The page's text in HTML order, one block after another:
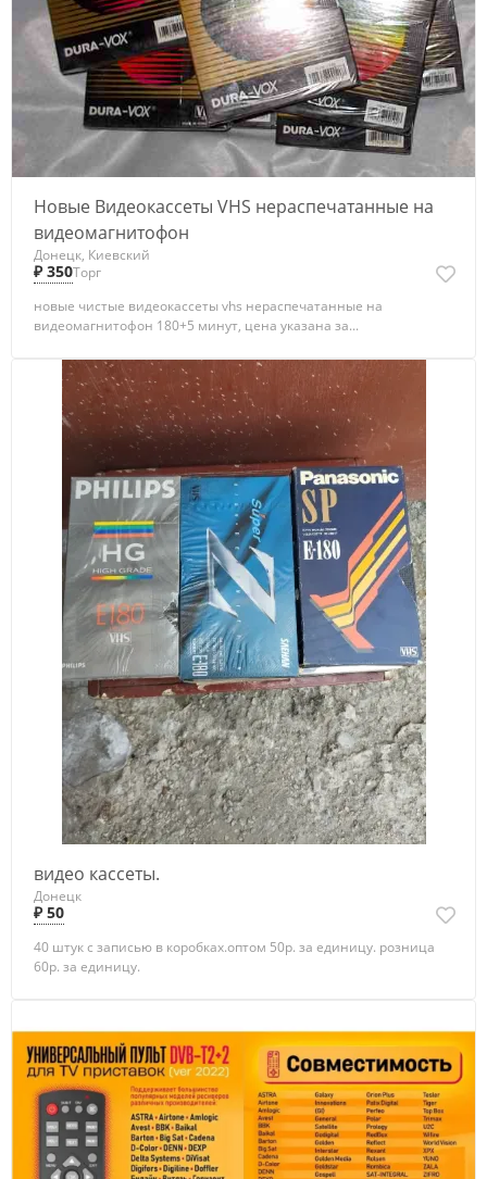
Новые Видеокассеты VHS нераспечатанные на
видеомагнитофон
Донецк, Киевский
₽ 350Торг
новые чистые видеокассеты vhs нераспечатанные на
видеомагнитофон 180+5 минут, цена указана за...
видео кассеты.
Донецк
₽ 50
40 штук с записью в коробках.оптом 50р. за единицу. розница
60р. за единицу.